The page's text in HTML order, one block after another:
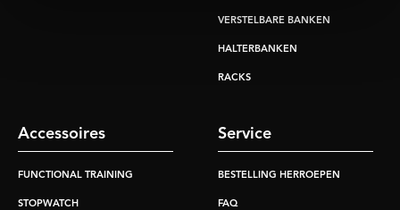
VERSTELBARE BANKEN
HALTERBANKEN
RACKS
Accessoires
FUNCTIONAL TRAINING
STOPWATCH
Service
BESTELLING HERROEPEN
FAQ